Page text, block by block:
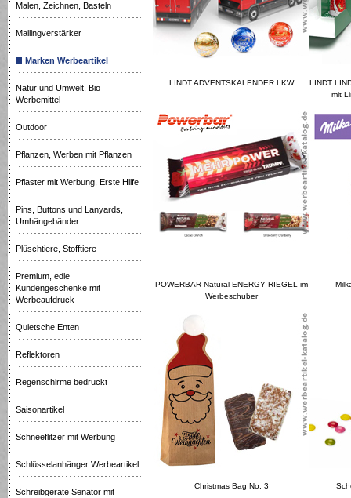
LINDT ADVENTSKALENDER LKW
LINDT
mit
POWERBAR Natural ENERGY RIEGEL im
Werbeschuber
Christmas Bag No. 3
Malen, Zeichnen, Basteln
Mailingverstärker
Marken Werbeartikel
Natur und Umwelt, Bio
Werbemittel
Outdoor
Pflanzen, Werben mit Pflanzen
Pflaster mit Werbung, Erste Hilfe
Pins, Buttons und Lanyards,
Umhängebänder
Plüschtiere, Stofftiere
Premium, edle
Kundengeschenke mit
Werbeaufdruck
Quietsche Enten
Reflektoren
Regenschirme bedruckt
Saisonartikel
Schneeflitzer mit Werbung
Schlüsselanhänger Werbeartikel
Schreibgeräte Senator mit